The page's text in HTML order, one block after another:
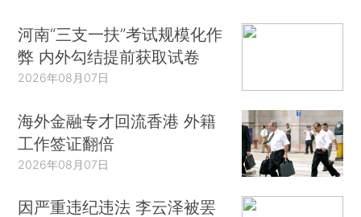
河南“三支一扶”考试规模化作
弊 内外勾结提前获取试卷
2026年08月07日
海外金融专才回流香港 外籍
工作签证翻倍
2026年08月07日
因严重违纪违法 李云泽被罢